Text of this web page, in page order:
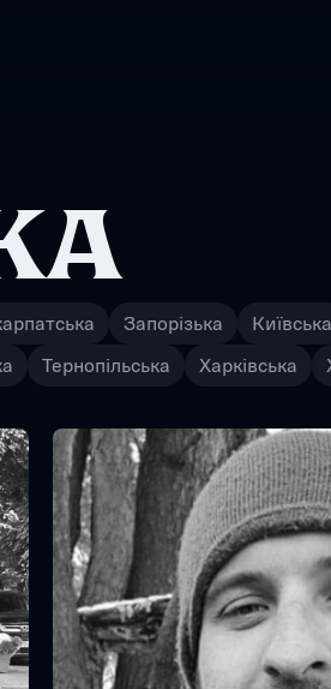
Запорізька Київська
Тернопільська Харківська